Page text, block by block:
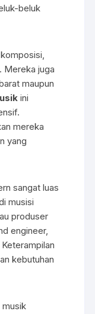
beluk
Mereka juga
maupun
ini
mereka
yang
sangat luas
musisi
produser
engineer,
kebutuhan
musik